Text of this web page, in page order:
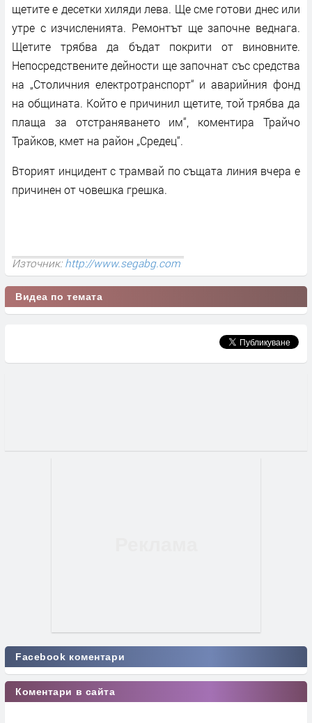
щетите е десетки хиляди лева. Ще сме готови днес или
утре с изчисленията. Ремонтът ще започне веднага.
Щетите трябва да бъдат покрити от виновните.
Непосредствените дейности ще започнат със средства
на „Столичния електротранспорт“ и аварийния фонд
на общината. Който е причинил щетите, той трябва да
плаща за отстраняването им“, коментира Трайчо
Трайков, кмет на район „Средец“.
Вторият инцидент с трамвай по същата линия вчера е
причинен от човешка грешка.
Източник:http://www.segabg.com
Видеа по темата
Facebook коментари
Коментари в сайта